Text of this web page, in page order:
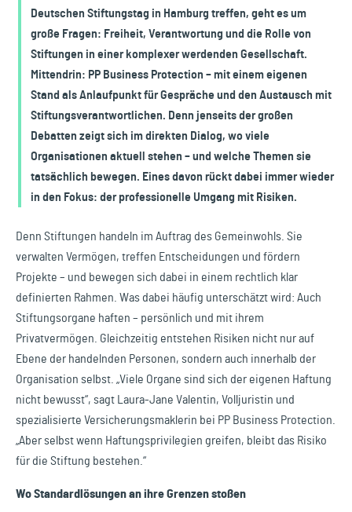
Deutschen Stiftungstag in Hamburg treffen, geht es um
große Fragen: Freiheit, Verantwortung und die Rolle von
Stiftungen in einer komplexer werdenden Gesellschaft.
Mittendrin: PP Business Protection – mit einem eigenen
Stand als Anlaufpunkt für Gespräche und den Austausch mit
Stiftungsverantwortlichen. Denn jenseits der großen
Debatten zeigt sich im direkten Dialog, wo viele
Organisationen aktuell stehen – und welche Themen sie
tatsächlich bewegen. Eines davon rückt dabei immer wieder
in den Fokus: der professionelle Umgang mit Risiken.
Denn Stiftungen handeln im Auftrag des Gemeinwohls. Sie
verwalten Vermögen, treffen Entscheidungen und fördern
Projekte – und bewegen sich dabei in einem rechtlich klar
definierten Rahmen. Was dabei häufig unterschätzt wird: Auch
Stiftungsorgane haften – persönlich und mit ihrem
Privatvermögen. Gleichzeitig entstehen Risiken nicht nur auf
Ebene der handelnden Personen, sondern auch innerhalb der
Organisation selbst. „Viele Organe sind sich der eigenen Haftung
nicht bewusst“, sagt Laura-Jane Valentin, Volljuristin und
spezialisierte Versicherungsmaklerin bei PP Business Protection.
„Aber selbst wenn Haftungsprivilegien greifen, bleibt das Risiko
für die Stiftung bestehen.“
Wo Standardlösungen an ihre Grenzen stoßen